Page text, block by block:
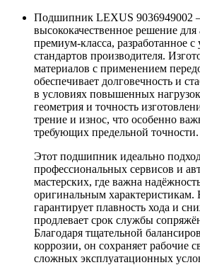
Подшипник LEXUS 9036949002
высококачественное решение
премиум-класса, разработанное с
стандартов производителя.
материалов с применением
обеспечивает долговечность и
в условиях повышенных
геометрия и точность
трение и износ, что особенно
требующих предельной точности.
Этот подшипник идеально
профессиональных сервисов и
мастерских, где важна
оригинальным характеристикам.
гарантирует плавность хода и
продлевает срок службы
Благодаря тщательной
коррозии, он сохраняет рабочие
сложных эксплуатационных